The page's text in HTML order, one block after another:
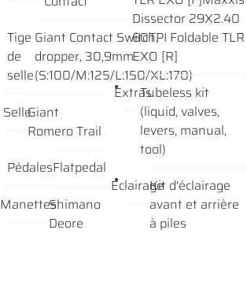
Tige
de
selle
Giant Contact Switch,
dropper, 30,9mm
(S:100/M:125/L:150/XL:170)
SelleGiant
Romero Trail
PédalesFlatpedal
ManettesShimano
Deore
Dissector 29X2.40
60TPI Foldable TLR
EXO [R]
ExtrasTubeless kit
(liquid, valves,
levers, manual,
tool)
EclairageKit d'éclairage
avant et arrière
à piles